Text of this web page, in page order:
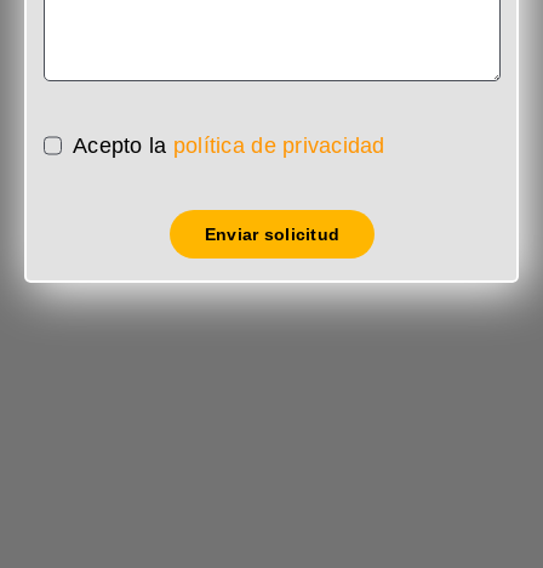
Acepto la política de privacidad
Enviar solicitud